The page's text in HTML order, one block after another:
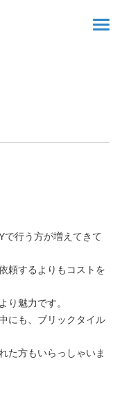
で行う方が増えてきて
頼するよりもコストを
り魅力です。
にも、ブリックタイル
た方もいらっしゃいま